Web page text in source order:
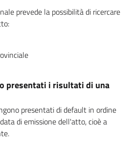
prevede la possibilità di ricercare
presentati i risultati di una
presentati di default in ordine
di emissione dell'atto, cioè a